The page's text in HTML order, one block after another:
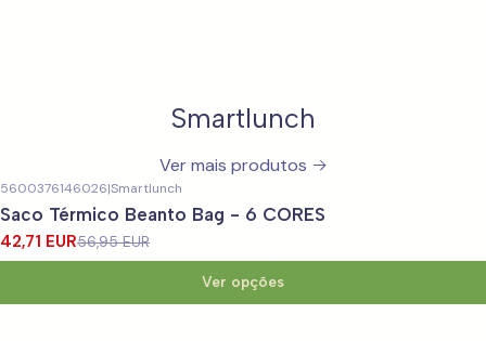
Smartlunch
Ver mais produtos
DESCONTO
5600376146026|Smartlunch
Saco Térmico Beanto Bag - 6 CORES
42,71 EUR56,95 EUR
Ver opções